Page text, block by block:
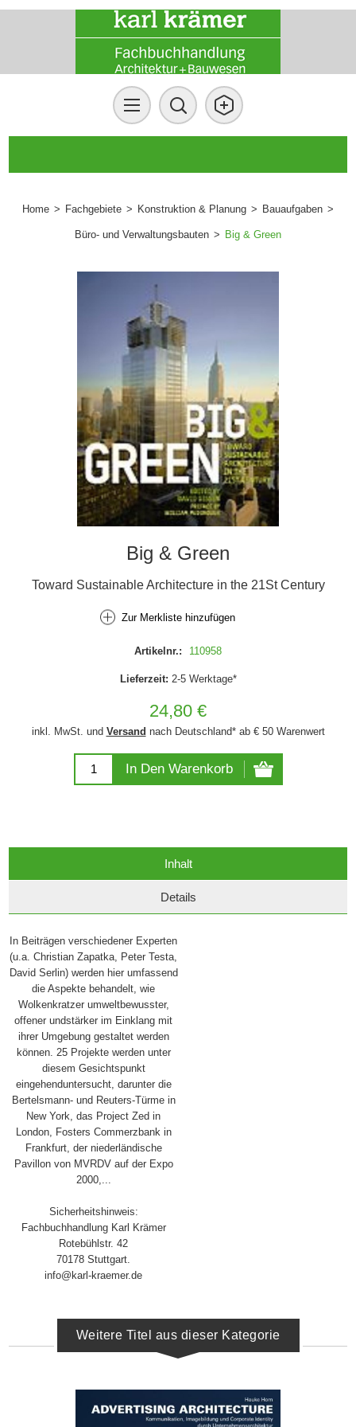
Home > Fachgebiete > Konstruktion & Planung > Bauaufgaben >
Büro- und Verwaltungsbauten > Big & Green
Big & Green
Toward Sustainable Architecture in the 21St Century
Zur Merkliste hinzufügen
Artikelnr.: 110958
Lieferzeit: 2-5 Werktage*
24,80 €
inkl. MwSt. und Versand nach Deutschland* ab € 50 Warenwert
In Den Warenkorb
Inhalt
Details
In Beiträgen verschiedener Experten
(u.a. Christian Zapatka, Peter Testa,
David Serlin) werden hier umfassend
die Aspekte behandelt, wie
Wolkenkratzer umweltbewusster,
offener undstärker im Einklang mit
ihrer Umgebung gestaltet werden
können. 25 Projekte werden unter
diesem Gesichtspunkt
eingehenduntersucht, darunter die
Bertelsmann- und Reuters-Türme in
New York, das Project Zed in
London, Fosters Commerzbank in
Frankfurt, der niederländische
Pavillon von MVRDV auf der Expo
2000,...
Sicherheitshinweis:
Fachbuchhandlung Karl Krämer
Rotebühlstr. 42
70178 Stuttgart.
info@karl-kraemer.de
Weitere Titel aus dieser Kategorie